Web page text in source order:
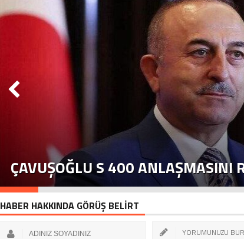
ÇAVUŞOĞLU S 400 ANLAŞMASINI
HABER HAKKINDA GÖRÜŞ BELİRT